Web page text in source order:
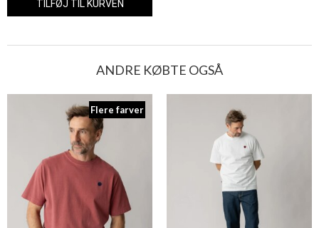
ANDRE KØBTE OGSÅ
Flere farver